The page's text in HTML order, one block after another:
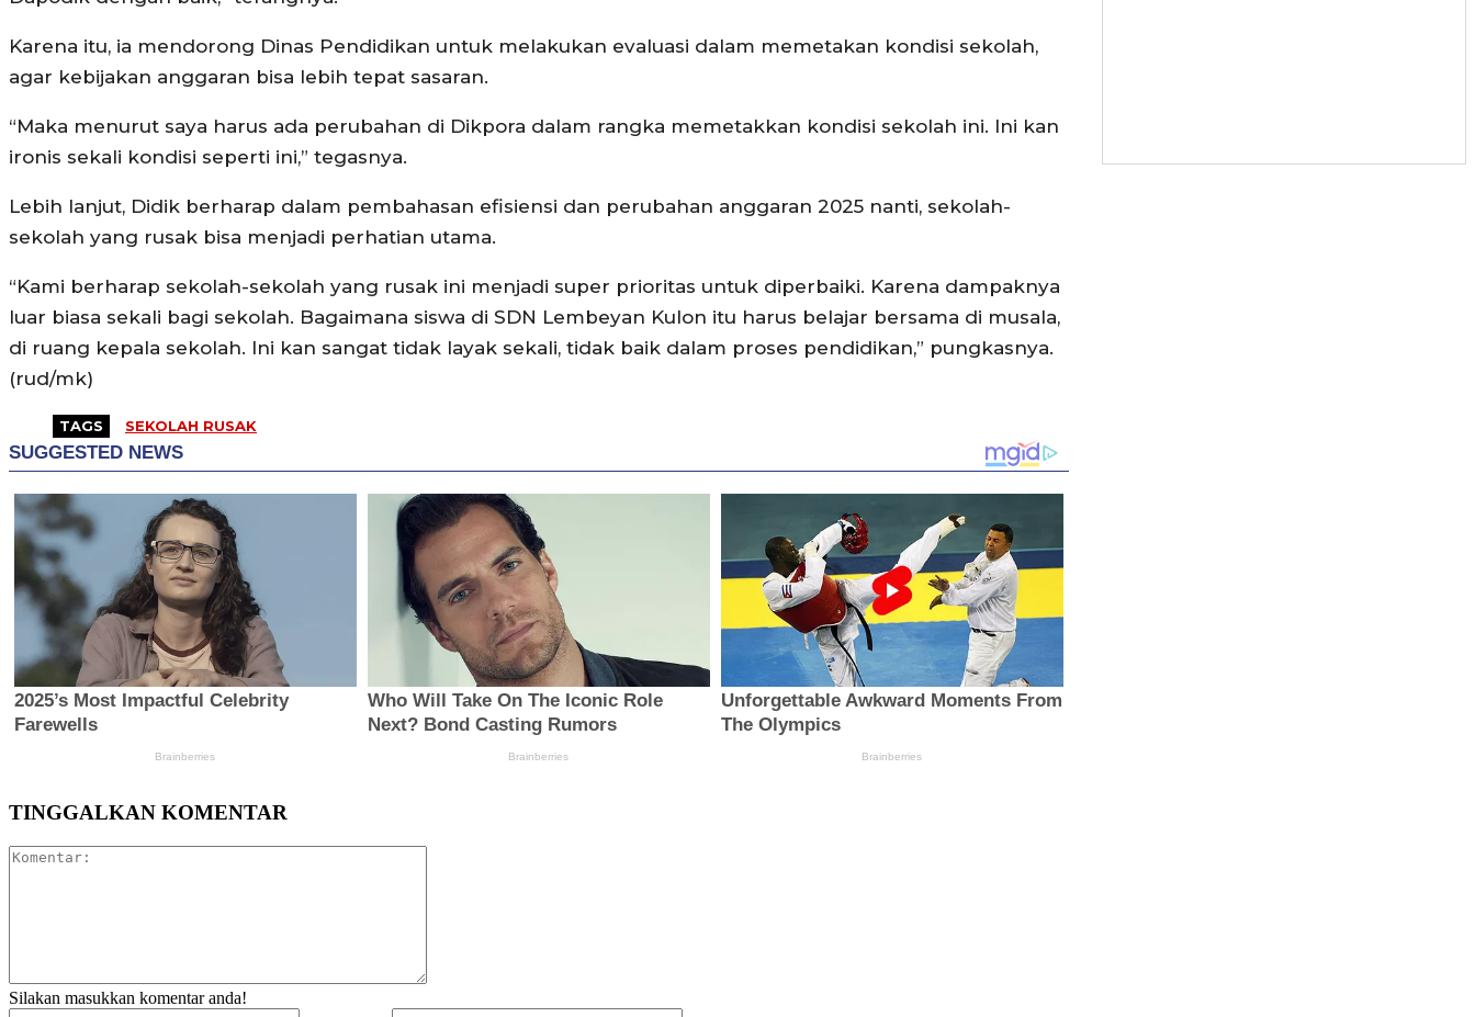
Karena itu, ia mendorong Dinas Pendidikan untuk melakukan evaluasi dalam memetakan kondisi sekolah,
agar kebijakan anggaran bisa lebih tepat sasaran.
“Maka menurut saya harus ada perubahan di Dikpora dalam rangka memetakkan kondisi sekolah ini. Ini kan
ironis sekali kondisi seperti ini,” tegasnya.
Lebih lanjut, Didik berharap dalam pembahasan efisiensi dan perubahan anggaran 2025 nanti, sekolah-
sekolah yang rusak bisa menjadi perhatian utama.
“Kami berharap sekolah-sekolah yang rusak ini menjadi super prioritas untuk diperbaiki. Karena dampaknya
luar biasa sekali bagi sekolah. Bagaimana siswa di SDN Lembeyan Kulon itu harus belajar bersama di musala,
di ruang kepala sekolah. Ini kan sangat tidak layak sekali, tidak baik dalam proses pendidikan,” pungkasnya.
(rud/mk)
TAGS SEKOLAH RUSAK
TINGGALKAN KOMENTAR
Silakan masukkan komentar anda!